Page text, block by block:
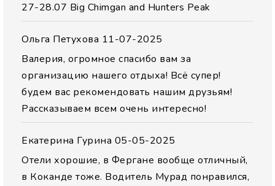
27-28.07 Big Chimgan and Hunters Peak
Ольга Петухова 11-07-2025
Валерия, огромное спасибо вам за
организацию нашего отдыха! Всё супер!
будем вас рекомендовать нашим друзьям!
Рассказываем всем очень интересно!
Екатерина Гурина 05-05-2025
Отели хорошие, в Фергане вообще отличный,
в Коканде тоже. Водитель Мурад понравился,